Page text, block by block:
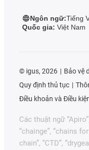
Ngôn ngữ:Tiếng
Quốc gia: Việt Nam
© igus, 2026 Bảo vệ
Quy định thủ tục
Điều khoản và Điều
Các thuật ngữ
“chainge”, “chains
chain”, “CTD”,